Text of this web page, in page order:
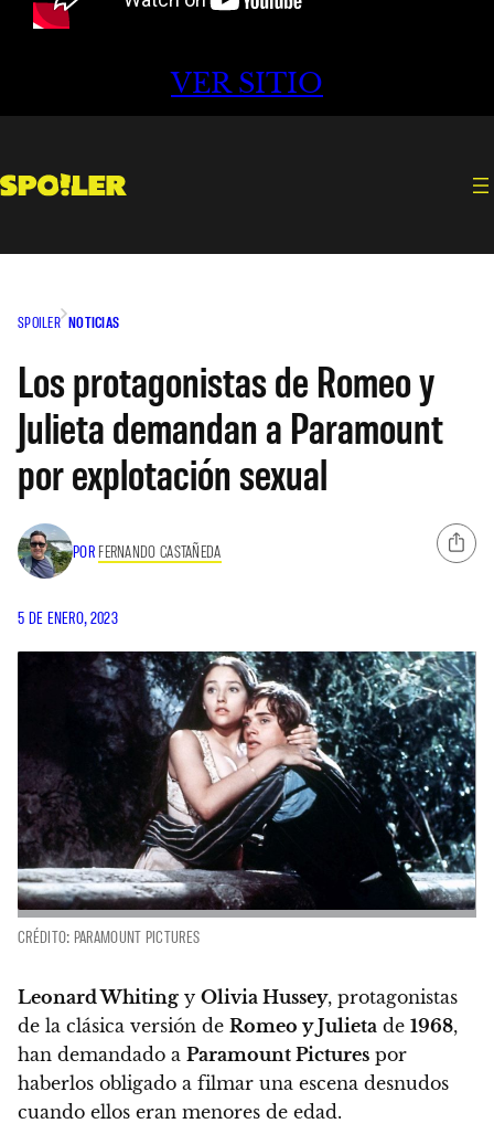
VER SITIO
SPOILER NOTICIAS
Los protagonistas de Romeo y
Julieta demandan a Paramount
por explotación sexual
POR FERNANDO CASTAÑEDA
5 DE ENERO, 2023
CRÉDITO: PARAMOUNT PICTURES
Leonard Whiting y Olivia Hussey, protagonistas
de la clásica versión de Romeo y Julieta de 1968,
han demandado a Paramount Pictures por
haberlos obligado a filmar una escena desnudos
cuando ellos eran menores de edad.